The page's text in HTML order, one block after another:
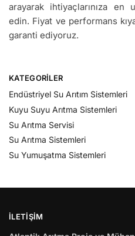
arayarak ihtiyaçlarınıza
edin. Fiyat ve performans
garanti ediyoruz.
KATEGORILER
Endüstriyel Su Arıtım Sistemleri
Kuyu Suyu Arıtma Sistemleri
Su Arıtma Servisi
Su Arıtma Sistemleri
Su Yumuşatma Sistemleri
İLETIŞIM